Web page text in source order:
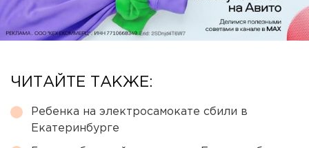
ЧИТАЙТЕ ТАКЖЕ:
Ребенка на электросамокате сбили в
Екатеринбурге